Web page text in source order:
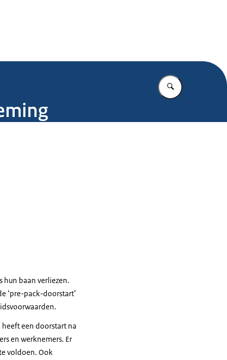
Vul in wat u
hun baan verliezen.
‘pre-pack-doorstart’
heeft een doorstart na
en werknemers. Er
voldoen. Ook